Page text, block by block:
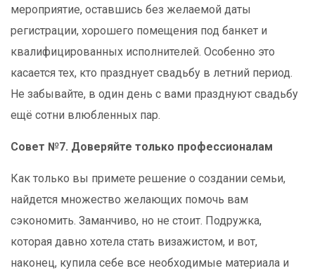
мероприятие, оставшись без желаемой даты
регистрации, хорошего помещения под банкет и
квалифицированных исполнителей. Особенно это
касается тех, кто празднует свадьбу в летний период.
Не забывайте, в один день с вами празднуют свадьбу
ещё сотни влюбленных пар.
Совет №7. Доверяйте только профессионалам
Как только вы примете решение о создании семьи,
найдется множество желающих помочь вам
сэкономить. Заманчиво, но не стоит. Подружка,
которая давно хотела стать визажистом, и вот,
наконец, купила себе все необходимые материала и